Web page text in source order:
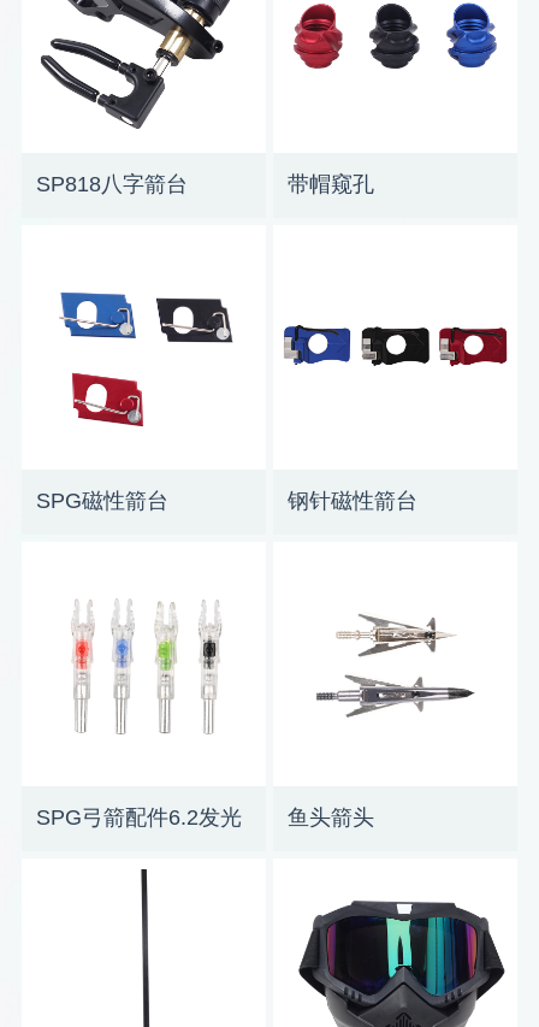
SP818八字箭台 带帽窥孔
SPG磁性箭台 钢针磁性箭台
SPG弓箭配件6.2发光
鱼头箭头